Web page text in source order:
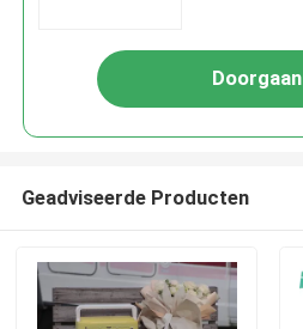
Doorgaan
Geadviseerde Producten